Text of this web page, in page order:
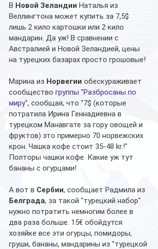
В Новой Зеландии Наталья из
Веллингтона может купить за 7,5$
лишь 2 кило картошки или 2 кило
мандарин. Да уж! В сравнении с
Австралией и Новой Зеландией, цены
на турецких базарах просто грошовые!
Марина из Норвегии обескураживает
сообщество группы "Разбросаны по
миру", сообщая, что "7$ (которые
потратила Ирина Геннадиевна в
турецком Манавгате за гору овощей и
фруктов) это примерно 70 норвежских
крон. Чашка кофе стоит 35-48 kr.!"
Полторы чашки кофе. Какие уж тут
бананы с огурцами!
А вот в Сербии, сообщает Радмила из
Белграда, за такой "турецкий набор"
нужно потратить немногим более в
два раза больше. 15€ обойдутся
хозяйке все эти огурцы, помидоры,
груши, бананы, мандарины из "турецкой